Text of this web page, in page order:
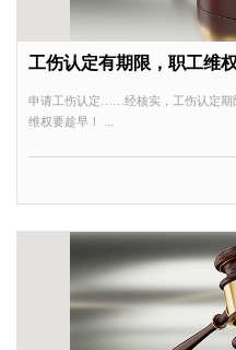
工伤认定有期限，职工维
申请工伤认定……经核实，工伤认定期
维权要趁早！ ...